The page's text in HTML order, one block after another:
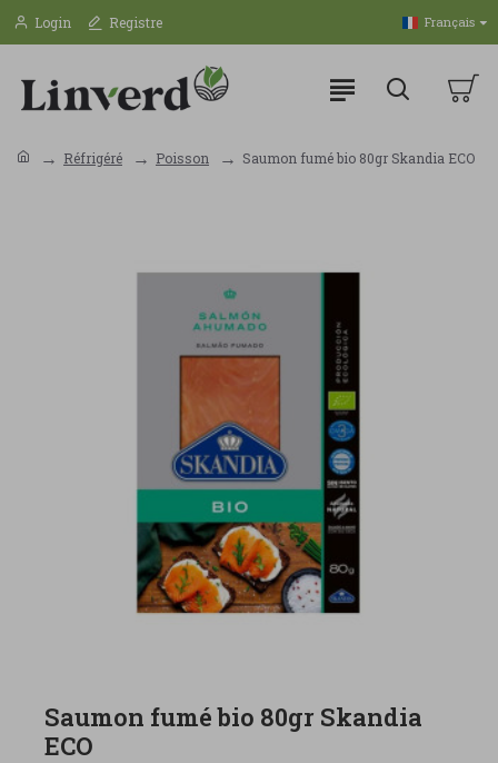
Login Registre Français
Réfrigéré Poisson Saumon fumé bio 80gr Skandia ECO
Saumon fumé bio 80gr Skandia
ECO